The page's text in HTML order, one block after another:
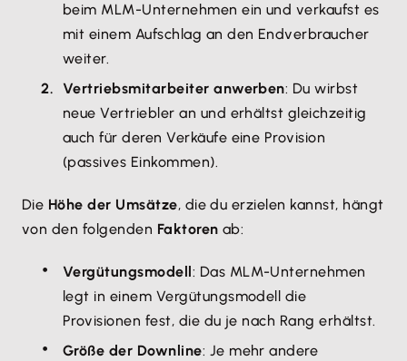
beim MLM-Unternehmen ein und verkaufst es
mit einem Aufschlag an den Endverbraucher
weiter.
Vertriebsmitarbeiter anwerben: Du wirbst
neue Vertriebler an und erhältst gleichzeitig
auch für deren Verkäufe eine Provision
(passives Einkommen).
Die Höhe der Umsätze, die du erzielen kannst, hängt
von den folgenden Faktoren ab:
Vergütungsmodell: Das MLM-Unternehmen
legt in einem Vergütungsmodell die
Provisionen fest, die du je nach Rang erhältst.
Größe der Downline: Je mehr andere